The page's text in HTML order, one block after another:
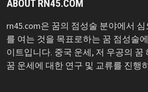
ABOUT RN45.COM
rn45.com은 꿈의 점성술 분야에서
를 여는 것을 목표로하는 꿈 점성술
이트입니다. 중국 운세, 저 우공의 꿈
꿈 운세에 대한 연구 및 교류를 진행